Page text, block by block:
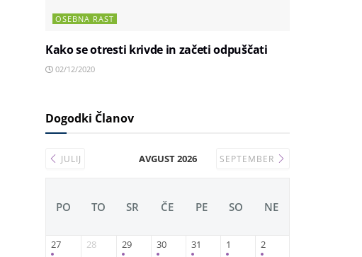
OSEBNA RAST
Kako se otresti krivde in začeti odpuščati
02/12/2020
Dogodki Članov
JULIJ AVGUST 2026 SEPTEMBER
PO TO SR ČE PE SO NE
27 28 29 30 31 1 2